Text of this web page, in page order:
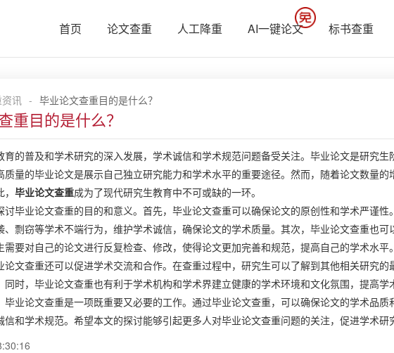
首页 论文查重 人工降重 AI一键论文 标书查重
讯 - 毕业论文查重目的是什么？
重目的是什么？
育的普及和学术研究的深入发展，学术诚信和学术规范问题备受关注。毕业论文是研究
质量的毕业论文是展示自己独立研究能力和学术水平的重要途径。然而，随着论文数量
毕业论文查重成为了现代研究生教育中不可或缺的一环。
讨毕业论文查重的目的和意义。首先，毕业论文查重可以确保论文的原创性和学术严谨
、剽窃等学术不端行为，维护学术诚信，确保论文的学术质量。其次，毕业论文查重也
需要对自己的论文进行反复检查、修改，使得论文更加完善和规范，提高自己的学术水平。
论文查重还可以促进学术交流和合作。在查重过程中，研究生可以了解到其他相关研究
同时，毕业论文查重也有利于学术机构和学术界建立健康的学术环境和文化氛围，提高学
毕业论文查重是一项既重要又必要的工作。通过毕业论文查重，可以确保论文的学术品
信和学术规范。希望本文的探讨能够引起更多人对毕业论文查重问题的关注，促进学术研